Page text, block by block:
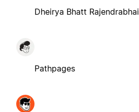
Dheirya Bhatt Rajendrabhai
Pathpages